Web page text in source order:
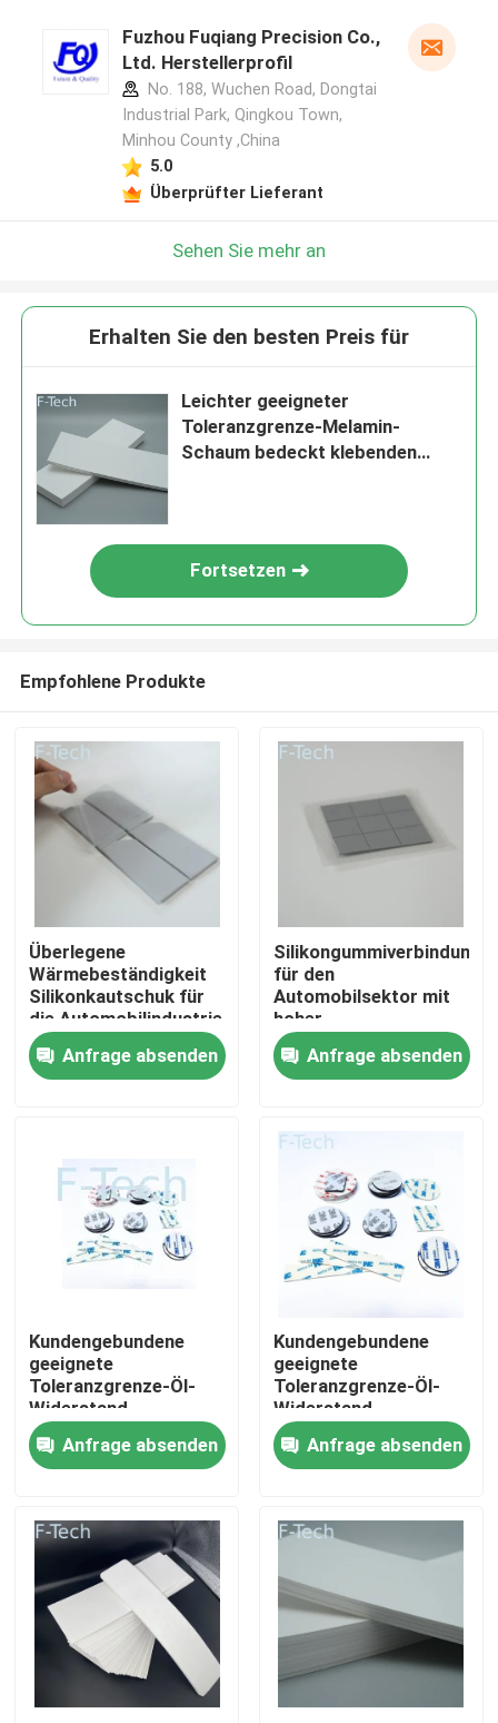
Zu Hause
Videos
Über uns
Werksbesichtigung
Kontakt mit uns
Neuigkeiten
Rechtssachen
Fuzhou Fuqiang Precision Co.,
Ltd. Herstellerprofil
No. 188, Wuchen Road, Dongtai
Industrial Park, Qingkou Town,
Minhou County ,China
5.0
Überprüfter Lieferant
Sehen Sie mehr an
Erhalten Sie den besten Preis für
Leichter geeigneter
Toleranzgrenze-Melamin-
Schaum bedeckt klebenden
Fortsetzen
Empfohlene Produkte
Überlegene
Wärmebeständigkeit
Silikonkautschuk für
die Automobilindustrie
Anfrage absenden
für den
Automobilsektor mit
hoher
Leistungsgrenze
Anfrage absenden
Kundengebundene
geeignete
Toleranzgrenze-Öl-
Widerstand-
Silikonkautschuk-
Dichtung für
Automobil
Anfrage absenden
Kundengebundene
geeignete
Toleranzgrenze-Öl-
Widerstand-
Silikonkautschuk-
Dichtung für
Automobil
Anfrage absenden